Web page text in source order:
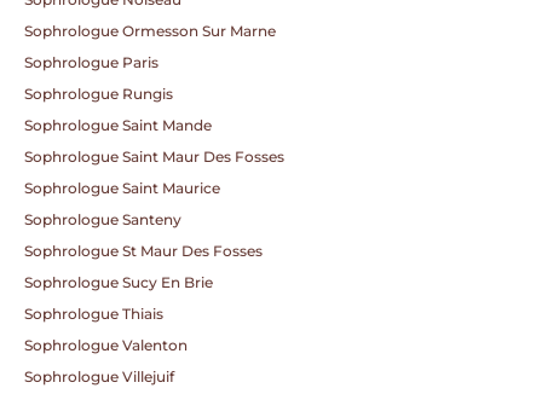
Sophrologue Ormesson Sur Marne
Sophrologue Paris
Sophrologue Rungis
Sophrologue Saint Mande
Sophrologue Saint Maur Des Fosses
Sophrologue Saint Maurice
Sophrologue Santeny
Sophrologue St Maur Des Fosses
Sophrologue Sucy En Brie
Sophrologue Thiais
Sophrologue Valenton
Sophrologue Villejuif